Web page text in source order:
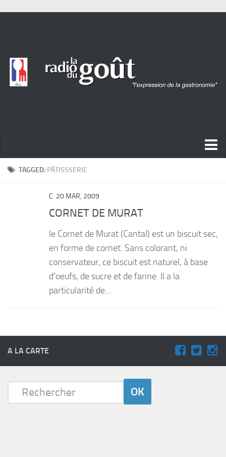
ACTUALITÉ
TAGGED: PÂTISSSERIE
C 20 MAR, 2009
CORNET DE MURAT
le Cornet de Murat (Cantal) est un biscuit sec,
en forme de cornet. Sans colorant, ni
conservateur, ce biscuit est naturel, à base
d’oeufs, de sucre et de farine. Il a la
particularité de...
A LA CARTE